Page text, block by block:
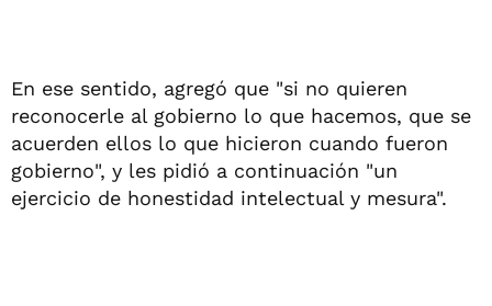
En ese sentido, agregó que "si no quieren
reconocerle al gobierno lo que hacemos, que se
acuerden ellos lo que hicieron cuando fueron
gobierno", y les pidió a continuación "un
ejercicio de honestidad intelectual y mesura".